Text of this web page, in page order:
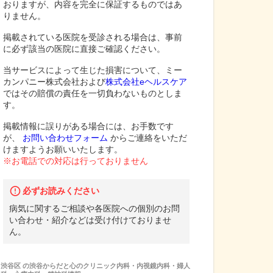
おりますが、内容を完全に保証するものではあ
りません。
掲載されている医院を受診される場合は、事前
に必ず該当の医院に直接ご確認ください。
当サービスによって生じた損害について、ミー
カンパニー株式会社および株式会社eヘルスケア
ではその賠償の責任を一切負わないものとしま
す。
掲載情報に誤りがある場合には、お手数です
が、
お問い合わせフォーム からご連絡をいただ
けますようお願いいたします。
※お電話での対応は行っておりません
必ずお読みください
病気に関するご相談や各医院への個別のお問
い合わせ・紹介などは受け付けておりませ
ん。
渋谷区の渋谷からだと心のクリニック内科・内視鏡内科・婦人